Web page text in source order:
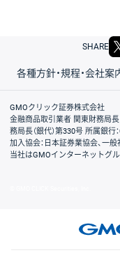
SHARE
各種方針・規程・会社案
取引規程・約款
サイトマップ
その他のご案内
個人情報保護方針
最良執行方針
サイトのご利用につ
ディスクレイマー
信託保全
リスク説明
会社案内
GMOクリック証券株式会社
金融商品取引業者 関東財務局長
務局長（銀代）第330号 所属銀
加入協会：日本証券業協会、一
当社はGMOインターネットグル